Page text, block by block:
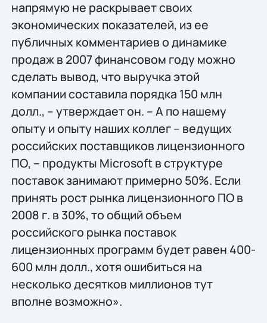
напрямую не раскрывает своих
экономических показателей, из ее
публичных комментариев о динамике
продаж в 2007 финансовом году можно
сделать вывод, что выручка этой
компании составила порядка 150 млн
долл., – утверждает он. – А по нашему
опыту и опыту наших коллег – ведущих
российских поставщиков лицензионного
ПО, – продукты Microsoft в структуре
поставок занимают примерно 50%. Если
принять рост рынка лицензионного ПО в
2008 г. в 30%, то общий объем
российского рынка поставок
лицензионных программ будет равен 400-
600 млн долл., хотя ошибиться на
несколько десятков миллионов тут
вполне возможно».